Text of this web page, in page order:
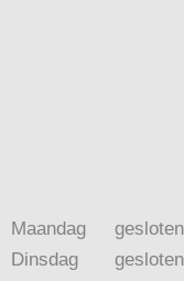
Maandag
Dinsdag
gesloten
gesloten